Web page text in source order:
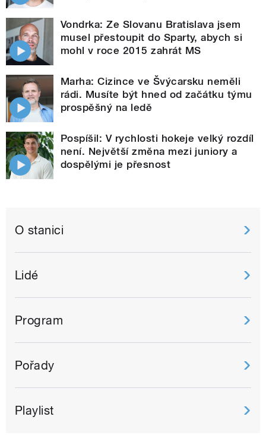
Vondrka: Ze Slovanu Bratislava jsem
musel přestoupit do Sparty, abych si
mohl v roce 2015 zahrát MS
Marha: Cizince ve Švýcarsku neměli
rádi. Musíte být hned od začátku týmu
prospěšný na ledě
Pospíšil: V rychlosti hokeje velký rozdíl
není. Největší změna mezi juniory a
dospělými je přesnost
O stanici
Lidé
Program
Pořady
Playlist